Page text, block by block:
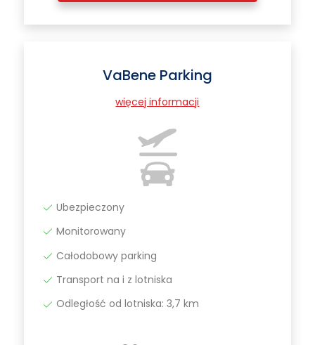
VaBene Parking
więcej informacji
Ubezpieczony
Monitorowany
Całodobowy parking
Transport na i z lotniska
Odległość od lotniska: 3,7 km